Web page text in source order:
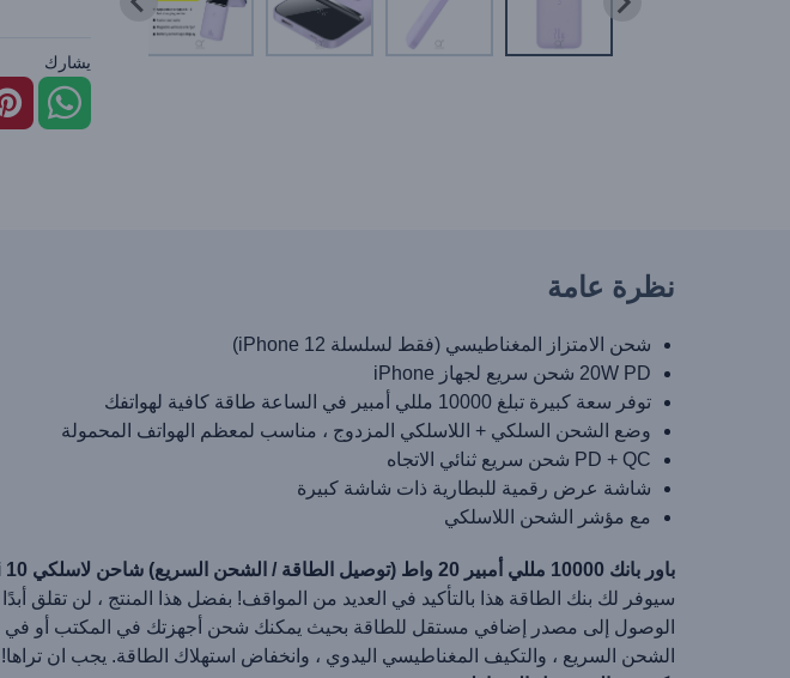
يشارك
نظرة عامة
شحن الامتزاز المغناطيسي (فقط لسلسلة iPhone 12)
20W PD شحن سريع لجهاز iPhone
توفر سعة كبيرة تبلغ 10000 مللي أمبير في الساعة طاقة كافية لهواتفك
وضع الشحن السلكي + اللاسلكي المزدوج ، مناسب لمعظم الهواتف المحمولة
PD + QC شحن سريع ثنائي الاتجاه
شاشة عرض رقمية للبطارية ذات شاشة كبيرة
مع مؤشر الشحن اللاسلكي
باور بانك 10000 مللي أمبير 20 واط (توصيل الطاقة / الشحن السريع) شاحن لاسلكي Qi 10 واط (MagSafe متوافق مع iPhone) (PPMT-03)
سيوفر لك بنك الطاقة هذا بالتأكيد في العديد من المواقف! بفضل هذا المنتج ، لن تقلق
الشحن السريع ، والتكيف المغناطيسي اليدوي ، وانخفاض استهلاك الطاقة. يجب ان تراها!